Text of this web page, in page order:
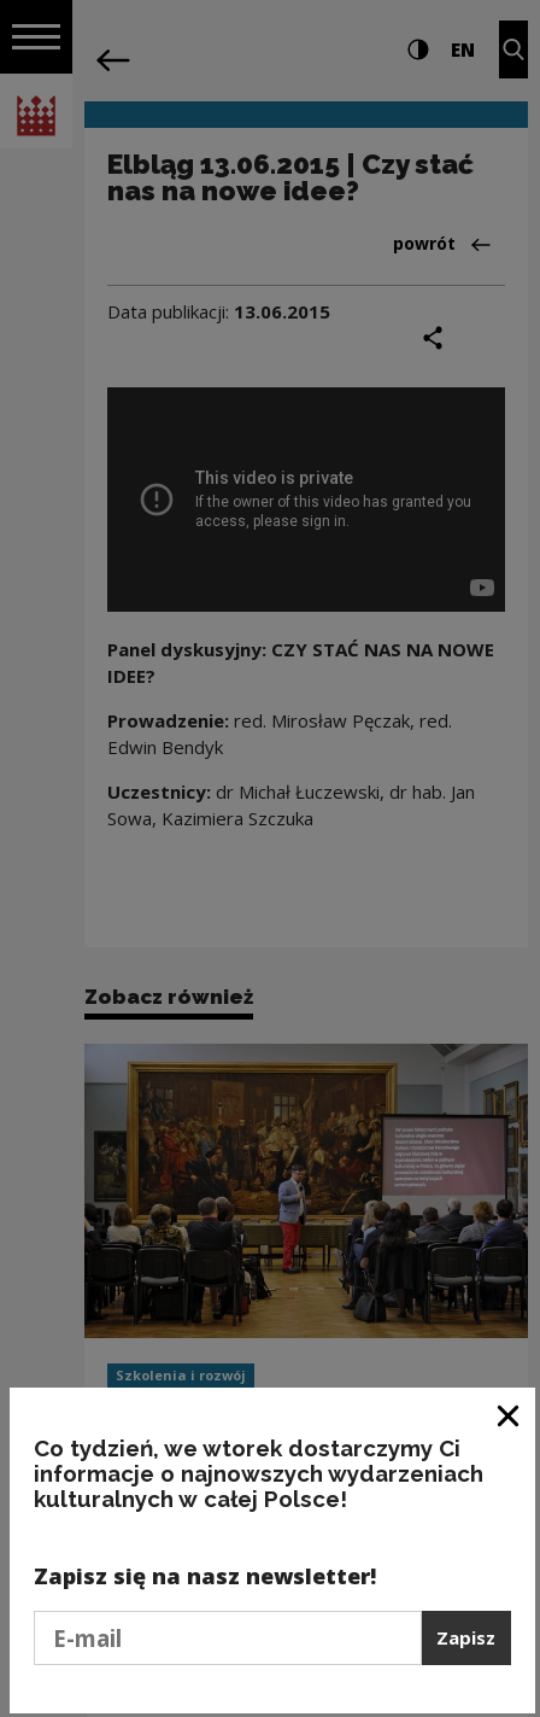
Włącz nawigację
Narodowe Centrum Kultury
Nawigacja Ustawienia i Wysoki
EN
Elbląg 13.06.2015 | Czy stać
nas na nowe idee?
Powrót
powrót
Data publikacji: 13.06.2015
Panel dyskusyjny: CZY STAĆ NAS NA NOWE
IDEE?
Prowadzenie: red. Mirosław Pęczak, red.
Edwin Bendyk
Uczestnicy: dr Michał Łuczewski, dr hab. Jan
Sowa, Kazimiera Szczuka
Zobacz również
Szkolenia i rozwój
na Instagramie!
Co tydzień, we wtorek dostarczymy Ci
informacje o najnowszych wydarzeniach
kulturalnych w całej Polsce!
Zapisz się na nasz newsletter!
Zapisz